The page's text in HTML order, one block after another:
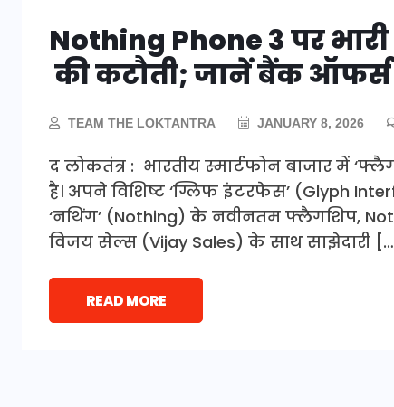
Nothing Phone 3 पर
की कटौती; जानें बैंक
TEAM THE LOKTANTRA JANUARY 8, 2026
द लोकतंत्र : भारतीय स्मार्टफोन बाजार में
है। अपने विशिष्ट ‘ग्लिफ इंटरफेस’ (Glyph
‘नथिंग’ (Nothing) के नवीनतम फ्लैगशिप,
विजय सेल्स (Vijay Sales) के साथ साझेदारी
READ MORE